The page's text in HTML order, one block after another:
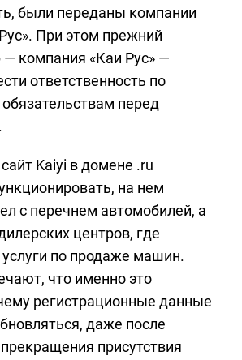
были переданы компании
При этом прежний
компания «Каи Рус» —
ответственность по
перед
Kaiyi в домене .ru
на нем
с перечнем автомобилей, а
центров, где
по продаже машин.
что именно это
регистрационные данные
даже после
присутствия